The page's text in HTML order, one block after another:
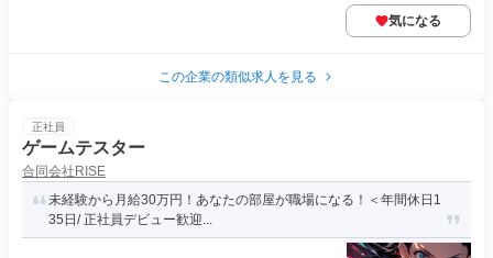
気になる
この企業の類似求人を見る
正社員
ゲームテスター
合同会社RISE
未経験から月給30万円！あなたの部屋が職場になる！＜年間休日1
35日/ 正社員デビュー歓迎...